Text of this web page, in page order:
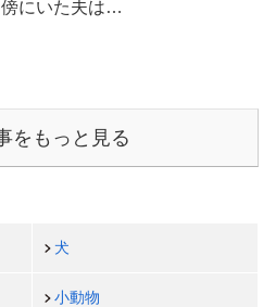
にいた夫は…
をもっと見る
犬
小動物